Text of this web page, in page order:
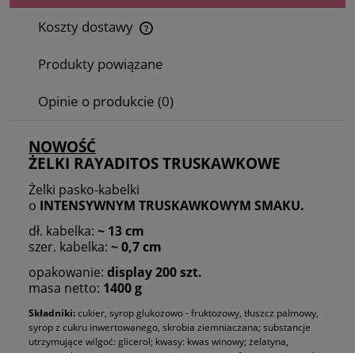
Koszty dostawy
Cena nie zawiera ewentualnych kosztów płatności
Produkty powiązane
Opinie o produkcie (0)
NOWOŚĆ
ŻELKI RAYADITOS TRUSKAWKOWE
Żelki pasko-kabelki
o INTENSYWNYM TRUSKAWKOWYM SMAKU.
dł. kabelka: ~ 13 cm
szer. kabelka: ~ 0,7 cm
opakowanie: display 200 szt.
masa netto: 1400 g
Składniki:cukier, syrop glukozowo - fruktozowy, tłuszcz palmowy,
syrop z cukru inwertowanego, skrobia ziemniaczana; substancje
utrzymujące wilgoć: glicerol; kwasy: kwas winowy; żelatyna,